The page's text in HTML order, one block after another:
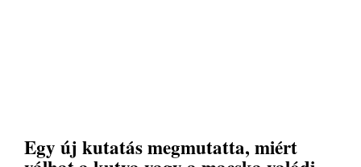
Egy új kutatás megmutatta, miért